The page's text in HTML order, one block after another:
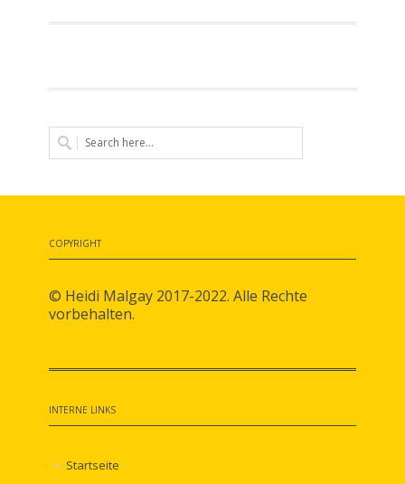
COPYRIGHT
© Heidi Malgay 2017-2022. Alle Rechte
vorbehalten.
INTERNE LINKS
Startseite